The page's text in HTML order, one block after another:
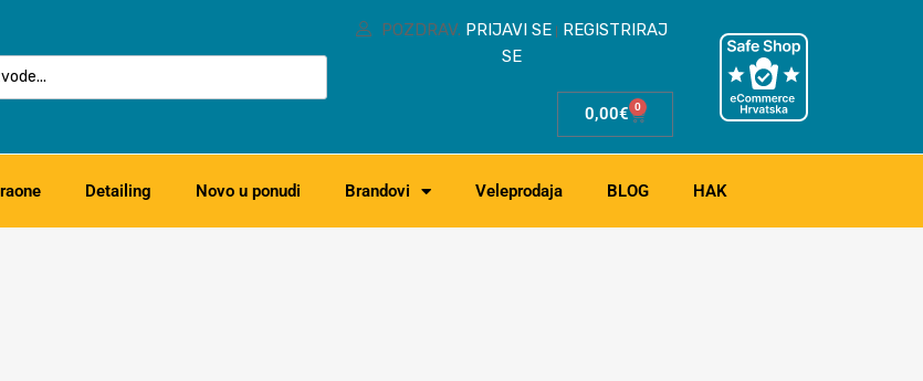
POZDRAV. PRIJAVI SE
REGISTRIRAJ
SE
0,00€ 0
Detailing Novo u ponudi Brandovi Veleprodaja BLOG HAK